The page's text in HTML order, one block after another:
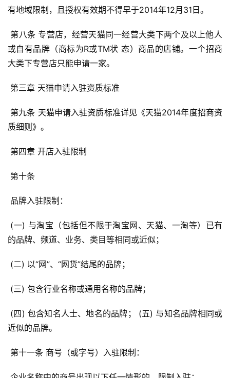
有地域限制，且授权有效期不得早于2014年12月31日。
或自有品牌（商标为R或TM状 态）商品的店铺。一个招商
大类下专营店只能申请一家。
第三章 天猫申请入驻资质标准
质细则》。
第四章 开店入驻限制
第十条
品牌入驻限制：
的品牌、频道、业务、类目等相同或近似；
(二) 以“网”、“网货”结尾的品牌；
(三) 包含行业名称或通用名称的品牌；
近似的品牌。
第十一条 商号（或字号）入驻限制：